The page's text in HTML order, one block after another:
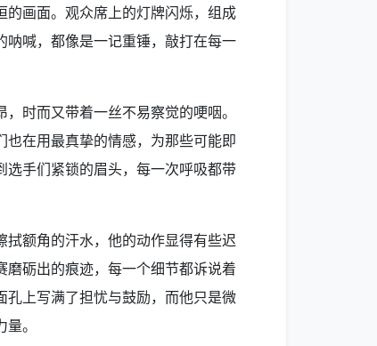
画面。观众席上的灯牌闪烁，组成
喊，都像是一记重锤，敲打在每一
时而又带着一丝不易察觉的哽咽。
在用最真挚的情感，为那些可能即
手们紧锁的眉头，每一次呼吸都带
拭额角的汗水，他的动作显得有些迟
砺出的痕迹，每一个细节都诉说着
上写满了担忧与鼓励，而他只是微
。